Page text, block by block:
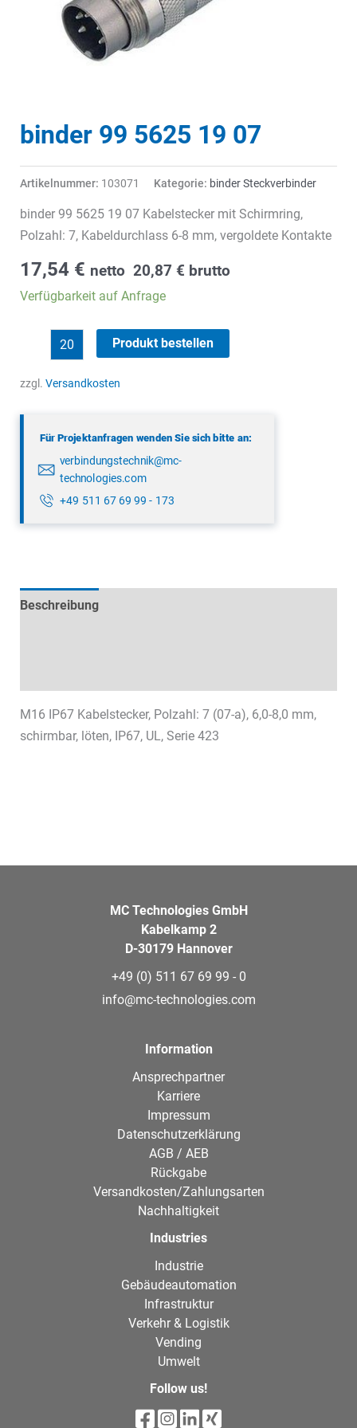
binder 99 5625 19 07
Artikelnummer: 103071 Kategorie: binder Steckverbinder
binder 99 5625 19 07 Kabelstecker mit Schirmring,
Polzahl: 7, Kabeldurchlass 6-8 mm, vergoldete Kontakte
17,54 € netto 20,87 € brutto
Verfügbarkeit auf Anfrage
5625
Menge
Produkt bestellen
zzgl. Versandkosten
Für Projektanfragen wenden Sie sich bitte an:
verbindungstechnik@mc-
technologies.com
+49 511 67 69 99 - 173
Beschreibung
M16 IP67 Kabelstecker, Polzahl: 7 (07-a), 6,0-8,0 mm,
schirmbar, löten, IP67, UL, Serie 423
MC Technologies GmbH
Kabelkamp 2
D-30179 Hannover
+49 (0) 511 67 69 99 - 0
info@mc-technologies.com
Information
Ansprechpartner
Karriere
Impressum
Datenschutzerklärung
AGB / AEB
Rückgabe
Versandkosten/Zahlungsarten
Nachhaltigkeit
Industries
Industrie
Gebäudeautomation
Infrastruktur
Verkehr & Logistik
Vending
Umwelt
Follow us!